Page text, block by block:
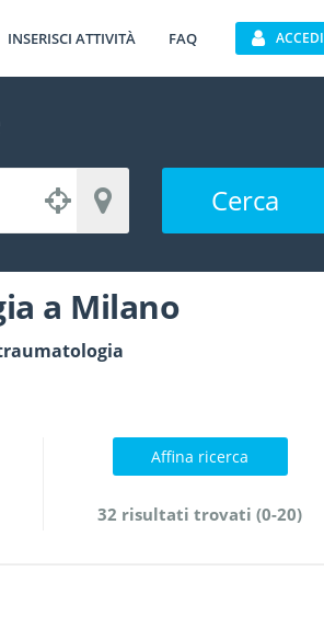
INSERISCI ATTIVITÀ FAQ ACCEDI
Cerca
a Milano
Affina ricerca
32 risultati trovati (0-20)